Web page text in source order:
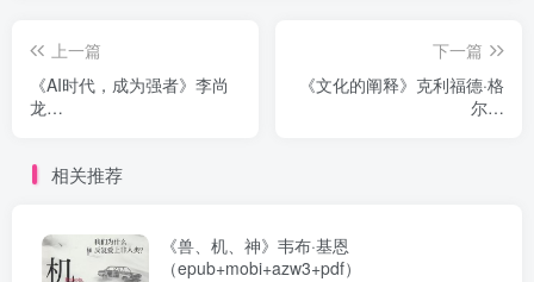
上一篇
《AI时代，成为强者》李尚
龙
下一篇
《文化的阐释》克利福德·格
尔茨
相关推荐
《兽、机、神》韦布·基恩
（epub+mobi+azw3+pdf）